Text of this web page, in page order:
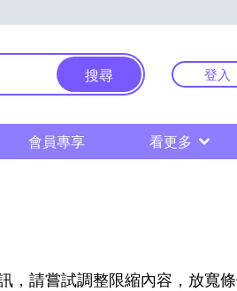
搜尋 登入
會員專享 看更多
請嘗試調整限縮內容，放寬條